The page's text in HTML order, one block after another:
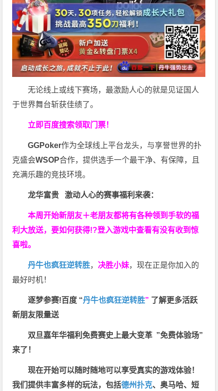
无论线上或线下赛场，最激励人心的就是见证国人
于世界舞台斩获佳绩了。
立即百度搜索领取门票！
GGPoker作为全球线上平台龙头，与享誉世界的扑
克盛会WSOP合作，提供选手一个最干净、有保障，且
充满乐趣的竞技环境。
龙华富贵 激动人心的赛事福利来袭：
本周开始新朋友＋老朋友都将有各种领到手软的福
利大放送，要如何获得!?登入游戏中查看有没有收到惊
喜啦。
丹牛也疯狂逆转胜， 决胜小妹，现在正是你加入的
最好时机！
逐梦参赛!百度 “丹牛也疯狂逆转胜” 了解更多活跃
新朋友限量送
双旦嘉年华福利免费赛史上最大变革 ”免费体验场”
来了！
现在开始可以随时随地可以享受真实的游戏体验！
我们提供丰富多样的玩法，包括德州扑克、奥马哈、短